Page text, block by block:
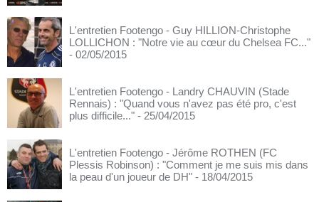
L'entretien Footengo - Guy HILLION-Christophe
LOLLICHON : "Notre vie au cœur du Chelsea FC..."
- 02/05/2015
L'entretien Footengo - Landry CHAUVIN (Stade
Rennais) : "Quand vous n'avez pas été pro, c'est
plus difficile..." - 25/04/2015
L'entretien Footengo - Jérôme ROTHEN (FC
Plessis Robinson) : "Comment je me suis mis dans
la peau d'un joueur de DH" - 18/04/2015